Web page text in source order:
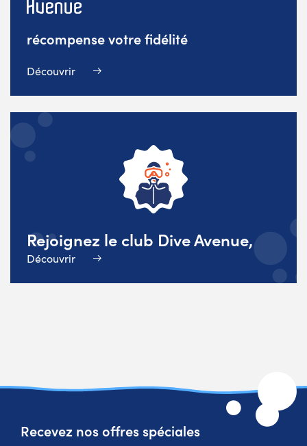
récompense votre fidélité
Découvrir
Rejoignez le club Dive Avenue,
Découvrir
Recevez nos offres spéciales